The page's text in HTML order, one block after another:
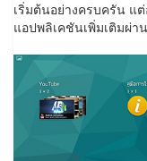
เริ่มต้นอย่างครบครัน แ
แอปพลิเคชันเพิ่มเติมผ่า